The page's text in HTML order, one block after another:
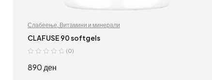
Слабеење Витамини и минерали
CLAFUSE 90 softgels
(0)
890ден